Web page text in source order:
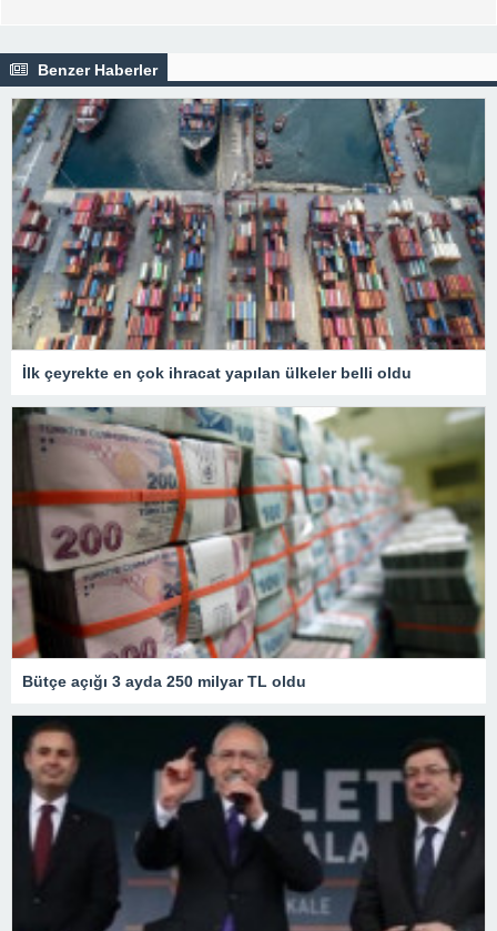
Benzer Haberler
İlk çeyrekte en çok ihracat yapılan ülkeler belli oldu
Bütçe açığı 3 ayda 250 milyar TL oldu